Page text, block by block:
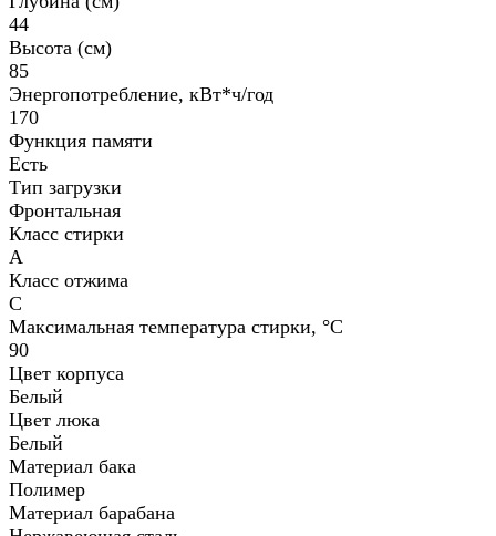
44
Высота (см)
85
Энергопотребление, кВт*ч/год
170
Функция памяти
Есть
Тип загрузки
Фронтальная
Класс стирки
А
Класс отжима
C
Максимальная температура стирки, °С
90
Цвет корпуса
Белый
Цвет люка
Белый
Материал бака
Полимер
Материал барабана